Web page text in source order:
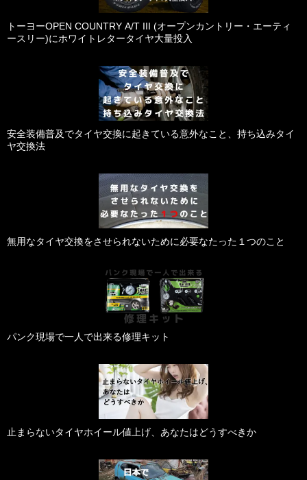
トーヨーOPEN COUNTRY A/T III (オープンカントリー・エーティ
ースリー)にホワイトレタータイヤ大量投入
安全装備普及でタイヤ交換に起きている意外なこと、持ち込みタイ
ヤ交換法
無用なタイヤ交換をさせられないために必要なたった１つのこと
パンク現場で一人で出来る修理キット
止まらないタイヤホイール値上げ、あなたはどうすべきか